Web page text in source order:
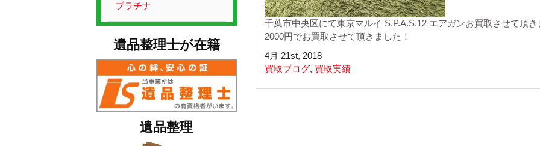
プラチナ
遺品整理士が在籍
遺品整理
千葉市中央区にて東京マルイ S.P.A.S.12 エアガンお買取させて頂き
2000円でお買取させて頂きました！
4月 21st, 2018
買取ブログ, 買取実績